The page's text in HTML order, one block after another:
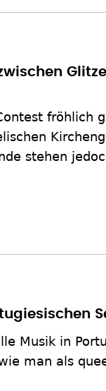
fröhlich
stehen
Musik in
man als